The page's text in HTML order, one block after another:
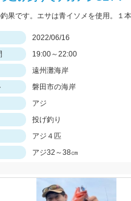
2022/06/16
19:00～22:00
遠州灘海岸
磐田市の海岸
アジ
投げ釣り
アジ４匹
アジ32～38㎝